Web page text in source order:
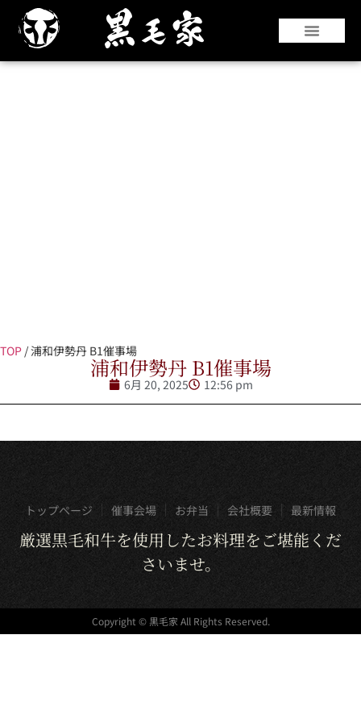
TOP /浦和伊勢丹 B1催事場
浦和伊勢丹 B1催事場
6月 20, 2025 12:56 pm
トップページ 催事会場 お弁当 会社概要 最新情報
厳選黒毛和牛を使用したお料理をご堪能くだ
さいませ。
Copyright © 黒毛家 All Rights Reserved.